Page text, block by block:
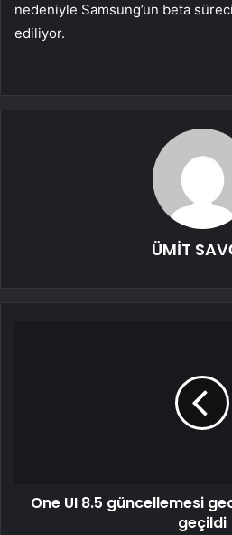
nedeniyle Samsung’un beta
ediliyor.
ÜMİT
One UI 8.5 güncellemesi
geçildi